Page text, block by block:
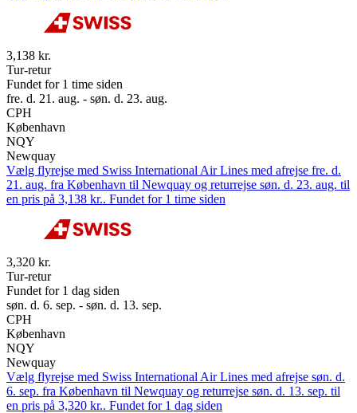
3,138 kr.
Tur-retur
Fundet for 1 time siden
fre. d. 21. aug. - søn. d. 23. aug.
CPH
København
NQY
Newquay
Vælg flyrejse med Swiss International Air Lines med afrejse fre. d.
21. aug. fra København til Newquay og returrejse søn. d. 23. aug. til
en pris på 3,138 kr.. Fundet for 1 time siden
3,320 kr.
Tur-retur
Fundet for 1 dag siden
søn. d. 6. sep. - søn. d. 13. sep.
CPH
København
NQY
Newquay
Vælg flyrejse med Swiss International Air Lines med afrejse søn. d.
6. sep. fra København til Newquay og returrejse søn. d. 13. sep. til
en pris på 3,320 kr.. Fundet for 1 dag siden